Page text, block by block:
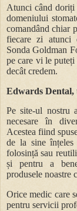
Atunci când doriți
domeniului
comandând chiar
fiecare zi atunci
Sonda Goldman
pe care vi le
decât credem.
Edwards
Pe site-ul nostru
necesare în
Acestea fiind
de la sine înțeles
folosință sau
și pentru a
produsele noastre
Orice medic care
pentru servicii